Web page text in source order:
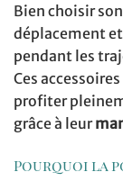
Bien choisir
déplacement
pendant les
Ces
profiter
grâce à leur
Pourquoi la